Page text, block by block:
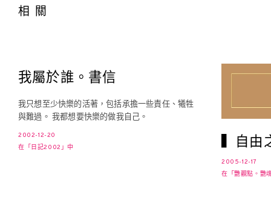
相關
我屬於誰。書信
我只想至少快樂的活著，包括承擔一些責任、犧牲
與難過。 我都想要快樂的做我自己。
2002-12-20
在「日記2002」中
▍自由
2005-12-17
在「艷觀點。艷